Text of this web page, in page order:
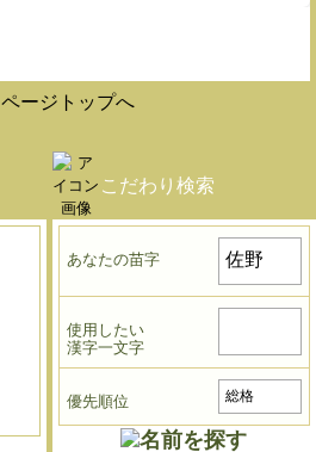
ページトップへ
こだわり検索
あなたの苗字
使用したい
漢字一文字
優先順位